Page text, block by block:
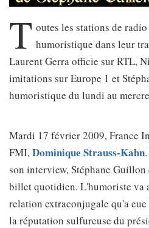
T outes les stations de
humoristique dans leur
Laurent Gerra officie sur RTL,
imitations sur Europe 1 et
humoristique du lundi au
Mardi 17 février 2009, France
FMI,Dominique Strauss-Kahn
son interview, Stéphane Guillon
billet quotidien. L'humoriste va
relation extraconjugale qu'a
la réputation sulfureuse du